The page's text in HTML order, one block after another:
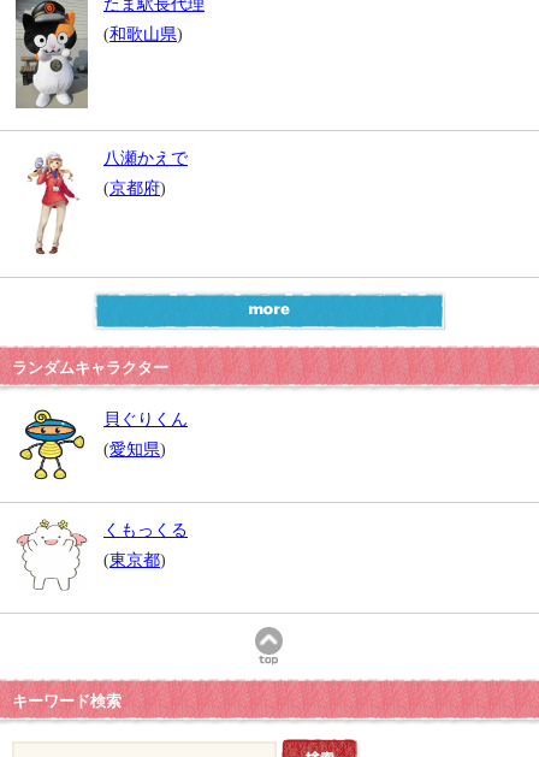
たま駅長代理
(和歌山県)
八瀬かえで
(京都府)
ランダムキャラクター
貝ぐりくん
(愛知県)
くもっくる
(東京都)
キーワード検索